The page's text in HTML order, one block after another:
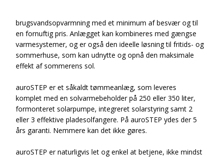
brugsvandsopvarmning med et minimum af besvær og til
en fornuftig pris. Anlægget kan kombineres med gængse
varmesystemer, og er også den ideelle løsning til fritids- og
sommerhuse, som kan udnytte og opnå den maksimale
effekt af sommerens sol.
auroSTEP er et såkaldt tømmeanlæg, som leveres
komplet med en solvarmebeholder på 250 eller 350 liter,
formonteret solarpumpe, integreret solarstyring samt 2
eller 3 effektive pladesolfangere. På auroSTEP ydes der 5
års garanti. Nemmere kan det ikke gøres.
auroSTEP er naturligvis let og enkel at betjene, ikke mindst